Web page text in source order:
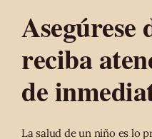
Asegúrese
reciba
de
La salud de un niño es lo